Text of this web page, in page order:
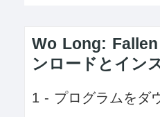
Wo Long:
ンロードとイン
1 - プログラムをダ